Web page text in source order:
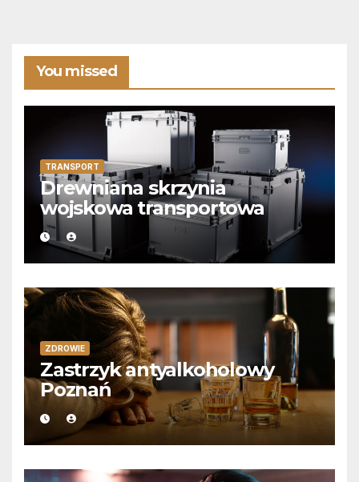
You missed
TRANSPORT
Drewniana skrzynia
wojskowa transportowa
ZDROWIE
Zastrzyk antyalkoholowy
Poznań